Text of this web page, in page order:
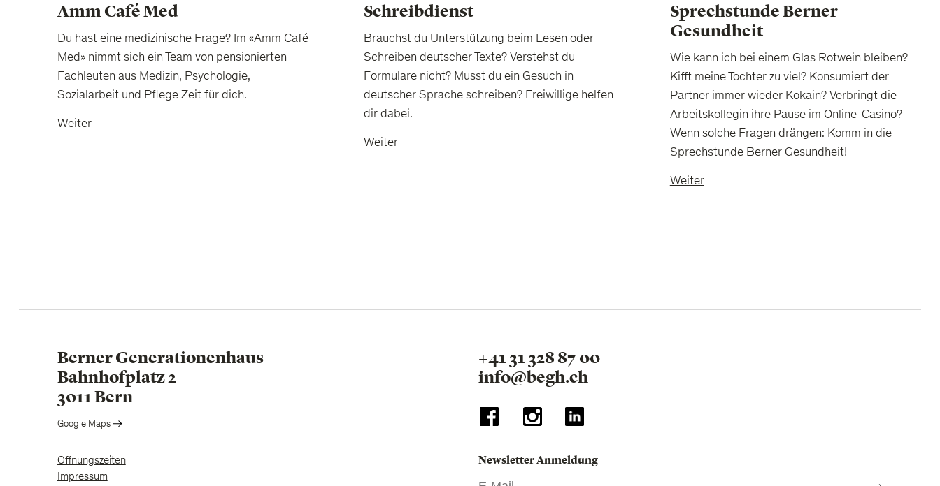
Amm Café Med
Du hast eine medizinische Frage? Im «Amm Café
Med» nimmt sich ein Team von pensionierten
Fachleuten aus Medizin, Psychologie,
Sozialarbeit und Pflege Zeit für dich.
Weiter
Schreibdienst
Brauchst du Unterstützung beim Lesen oder
Schreiben deutscher Texte? Verstehst du
Formulare nicht? Musst du ein Gesuch in
deutscher Sprache schreiben? Freiwillige helfen
dir dabei.
Weiter
Sprechstunde Berner
Gesundheit
Wie kann ich bei einem Glas Rotwein bleiben?
Kifft meine Tochter zu viel? Konsumiert der
Partner immer wieder Kokain? Verbringt die
Arbeitskollegin ihre Pause im Online-Casino?
Wenn solche Fragen drängen: Komm in die
Sprechstunde Berner Gesundheit!
Weiter
Berner Generationenhaus
Bahnhofplatz 2
3011 Bern
Google Maps
+41 31 328 87 00
info@begh.ch
Öffnungszeiten
Impressum
Newsletter Anmeldung